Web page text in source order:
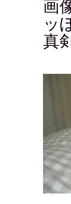
画
ッ
真